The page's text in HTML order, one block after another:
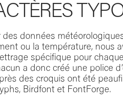
des données
ou la température, nous
spécifique pour
a donc créé une police
des croquis ont été
Birdfont et FontForge.